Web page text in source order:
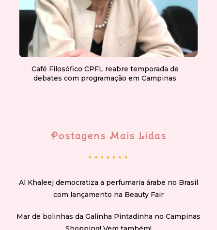
Café Filosófico CPFL reabre temporada de
debates com programação em Campinas
Postagens Mais Lidas
Al Khaleej democratiza a perfumaria árabe no Brasil
com lançamento na Beauty Fair
Mar de bolinhas da Galinha Pintadinha no Campinas